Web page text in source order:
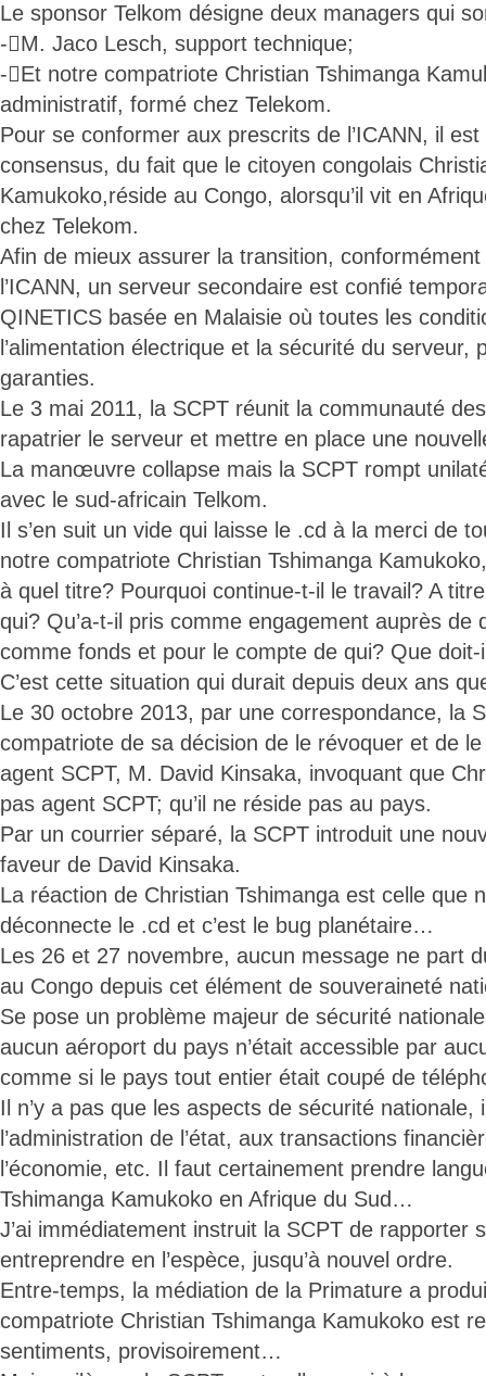
Le sponsor Telkom désigne deux managers qui
-M. Jaco Lesch, support technique;
-Et notre compatriote Christian Tshimanga
administratif, formé chez Telekom.
Pour se conformer aux prescrits de l’ICANN, il
consensus, du fait que le citoyen congolais
Kamukoko,réside au Congo, alorsqu’il vit en
chez Telekom.
Afin de mieux assurer la transition,
l’ICANN, un serveur secondaire est confié
QINETICS basée en Malaisie où toutes les
l’alimentation électrique et la sécurité du serveur,
garanties.
Le 3 mai 2011, la SCPT réunit la communauté
rapatrier le serveur et mettre en place une
La manœuvre collapse mais la SCPT rompt
avec le sud-africain Telkom.
Il s’en suit un vide qui laisse le .cd à la merci de
notre compatriote Christian Tshimanga
à quel titre? Pourquoi continue-t-il le travail? A
qui? Qu’a-t-il pris comme engagement auprès de
comme fonds et pour le compte de qui? Que doit-
C’est cette situation qui durait depuis deux ans
Le 30 octobre 2013, par une correspondance, la
compatriote de sa décision de le révoquer et de
agent SCPT, M. David Kinsaka, invoquant que
pas agent SCPT; qu’il ne réside pas au pays.
Par un courrier séparé, la SCPT introduit une
faveur de David Kinsaka.
La réaction de Christian Tshimanga est celle que
déconnecte le .cd et c’est le bug planétaire…
Les 26 et 27 novembre, aucun message ne part
au Congo depuis cet élément de souveraineté
Se pose un problème majeur de sécurité
aucun aéroport du pays n’était accessible par
comme si le pays tout entier était coupé de
Il n’y a pas que les aspects de sécurité
l’administration de l’état, aux transactions
l’économie, etc. Il faut certainement prendre
Tshimanga Kamukoko en Afrique du Sud…
J’ai immédiatement instruit la SCPT de rapporter
entreprendre en l’espèce, jusqu’à nouvel ordre.
Entre-temps, la médiation de la Primature a
compatriote Christian Tshimanga Kamukoko est
sentiments, provisoirement…